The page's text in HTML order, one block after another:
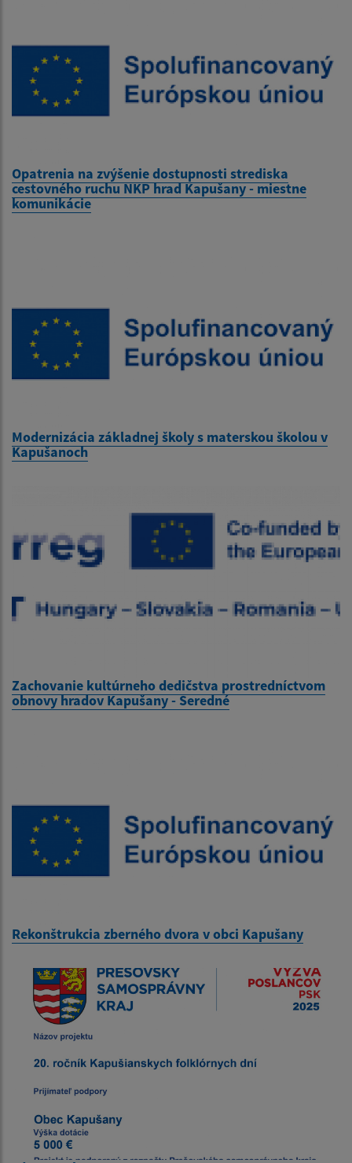
Opatrenia na zvýšenie dostupnosti strediska
cestovného ruchu NKP hrad Kapušany - miestne
komunikácie
Modernizácia základnej školy s materskou školou v
Kapušanoch
Zachovanie kultúrneho dedičstva prostredníctvom
obnovy hradov Kapušany - Seredné
Rekonštrukcia zberného dvora v obci Kapušany